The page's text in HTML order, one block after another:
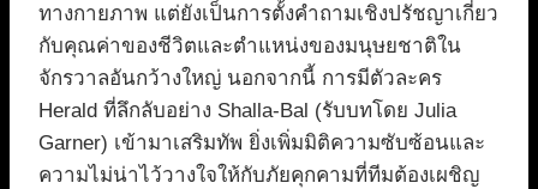
ทางกายภาพ แต่ยังเป็นการตั้งคำถามเชิงปรัชญาเกี่ยว
กับคุณค่าของชีวิตและตำแหน่งของมนุษยชาติใน
จักรวาลอันกว้างใหญ่ นอกจากนี้ การมีตัวละคร
Herald ที่ลึกลับอย่าง Shalla-Bal (รับบทโดย Julia
Garner) เข้ามาเสริมทัพ ยิ่งเพิ่มมิติความซับซ้อนและ
ความไม่น่าไว้วางใจให้กับภัยคุกคามที่ทีมต้องเผชิญ